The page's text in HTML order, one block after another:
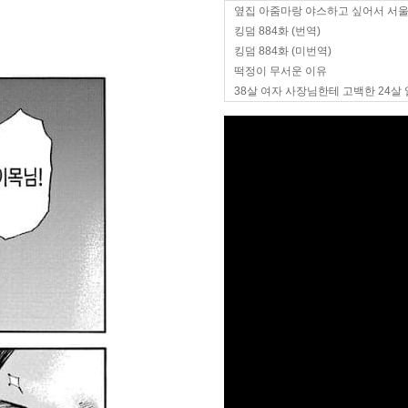
옆집 아줌마랑 야스하고 싶어서 서
킹덤 884화 (번역)
킹덤 884화 (미번역)
떡정이 무서운 이유
38살 여자 사장님한테 고백한 24살